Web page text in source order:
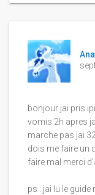
bonjour jai pris
vomis 2h apres
marche pas jai
dois me faire un
faire mal merci
ps : jai lu le